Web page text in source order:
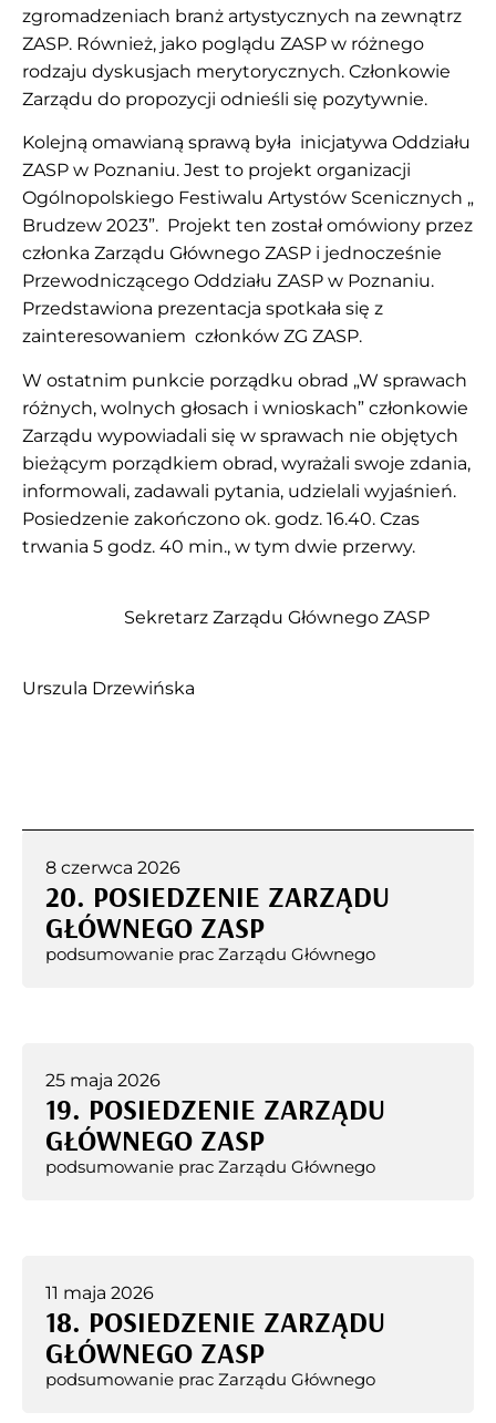
zgromadzeniach branż artystycznych na zewnątrz
ZASP. Również, jako poglądu ZASP w różnego
rodzaju dyskusjach merytorycznych. Członkowie
Zarządu do propozycji odnieśli się pozytywnie.
Kolejną omawianą sprawą była inicjatywa Oddziału
ZASP w Poznaniu. Jest to projekt organizacji
Ogólnopolskiego Festiwalu Artystów Scenicznych „
Brudzew 2023”. Projekt ten został omówiony przez
członka Zarządu Głównego ZASP i jednocześnie
Przewodniczącego Oddziału ZASP w Poznaniu.
Przedstawiona prezentacja spotkała się z
zainteresowaniem członków ZG ZASP.
W ostatnim punkcie porządku obrad „W sprawach
różnych, wolnych głosach i wnioskach” członkowie
Zarządu wypowiadali się w sprawach nie objętych
bieżącym porządkiem obrad, wyrażali swoje zdania,
informowali, zadawali pytania, udzielali wyjaśnień.
Posiedzenie zakończono ok. godz. 16.40. Czas
trwania 5 godz. 40 min., w tym dwie przerwy.
Sekretarz Zarządu Głównego ZASP
Urszula Drzewińska
8 czerwca 2026
20. POSIEDZENIE ZARZĄDU
GŁÓWNEGO ZASP
podsumowanie prac Zarządu Głównego
25 maja 2026
19. POSIEDZENIE ZARZĄDU
GŁÓWNEGO ZASP
podsumowanie prac Zarządu Głównego
11 maja 2026
18. POSIEDZENIE ZARZĄDU
GŁÓWNEGO ZASP
podsumowanie prac Zarządu Głównego